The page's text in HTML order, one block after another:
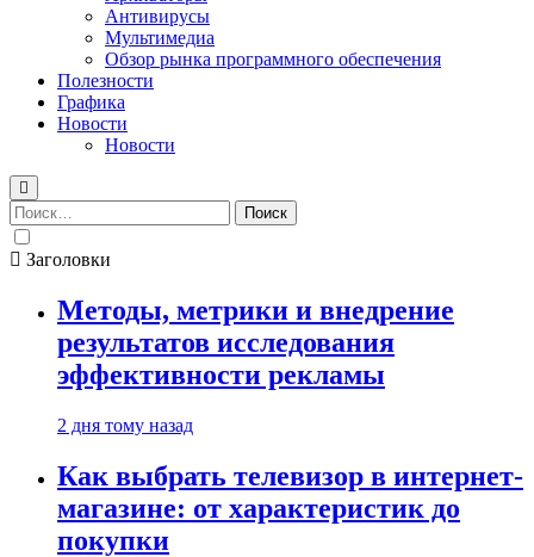
Антивирусы
Мультимедиа
Обзор рынка программного обеспечения
Полезности
Графика
Новости
Новости
Найти:
Заголовки
Методы, метрики и внедрение
результатов исследования
эффективности рекламы
2 дня тому назад
Как выбрать телевизор в интернет-
магазине: от характеристик до
покупки